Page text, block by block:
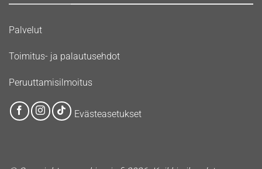
Palvelut
Toimitus- ja palautusehdot
Peruuttamisilmoitus
Evästeasetukset